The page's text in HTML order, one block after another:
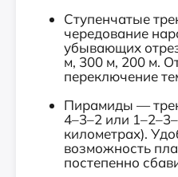
Ступенчатые
чередование
убывающих
м, 300 м, 200 м.
переключение
Пирамиды —
4–3–2 или
километрах).
возможность
постепенно